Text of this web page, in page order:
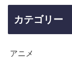
カテゴリー
アニメ